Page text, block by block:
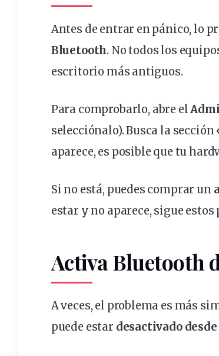
Antes de entrar en pánico, lo
Bluetooth. No todos los
escritorio más antiguos.
Para comprobarlo, abre el
selecciónalo). Busca la sección
aparece, es posible que tu
Si no está, puedes comprar un
estar y no aparece, sigueestos
Activa Bluetooth
A veces, el problema es más
puede estar desactivado